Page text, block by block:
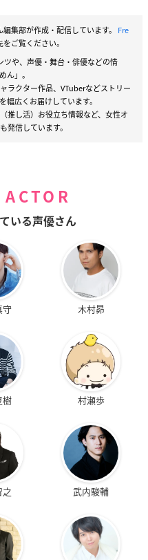
編集部が作成・配信しています。 Fre
ご覧ください。
や、声優・舞台・俳優などの情
ん」。
ラクター作品、VTuberなどストリー
幅広くお届けしています。
推し活）お役立ち情報など、女性オ
発信しています。
いる声優さん
守 木村昴
樹 村瀬歩
之 武内駿輔